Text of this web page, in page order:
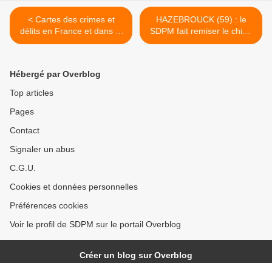
< Cartes des crimes et
délits en France et dans le
Grand Paris
HAZEBROUCK (59) : le
SDPM fait remiser le chien
des ASVP >
Hébergé par Overblog
Top articles
Pages
Contact
Signaler un abus
C.G.U.
Cookies et données personnelles
Préférences cookies
Voir le profil de SDPM sur le portail Overblog
Créer un blog sur Overblog